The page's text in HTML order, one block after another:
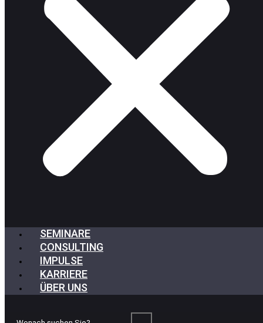
SEMINARE
CONSULTING
IMPULSE
KARRIERE
ÜBER UNS
Wonach